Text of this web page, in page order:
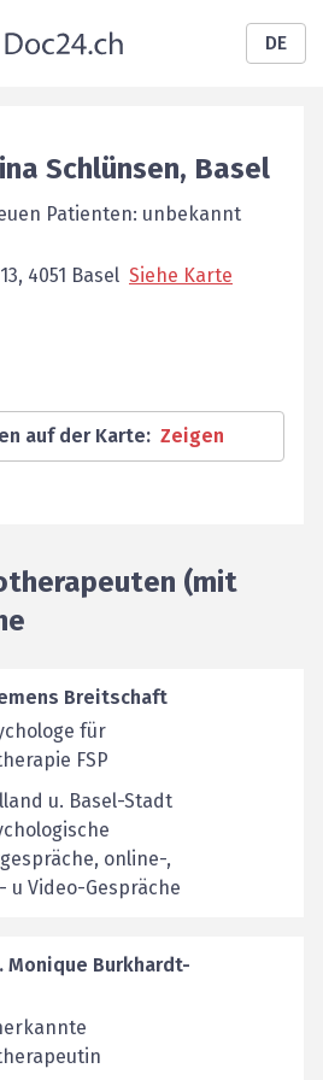
DE
Schlünsen, Basel
Patienten: unbekannt
4051 Basel Siehe Karte
auf der Karte: Zeigen
(mit
Breitschaft
für
FSP
u. Basel-Stadt
online-,
u Video-Gespräche
Monique Burkhardt-